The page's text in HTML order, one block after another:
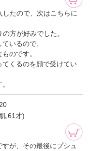
たので、次はこちらに
方が好みでした。
いるので、
のです。
くるのを顔で受けてい
,61才)
が、その最後にプシュ